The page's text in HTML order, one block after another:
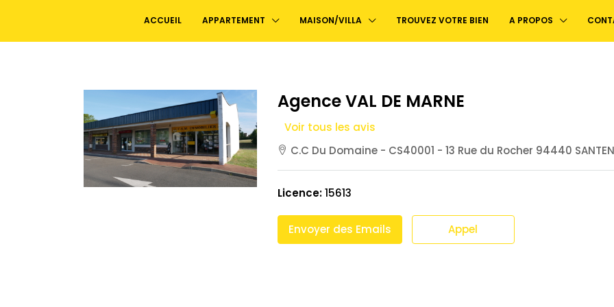
ACCUEIL APPARTEMENT MAISON/VILLA TROUVEZ VOTRE BIEN A PROPOS
Agence VAL DE MARNE
Voir tous les avis
C.C Du Domaine - CS40001 - 13 Rue du Rocher 94440
Licence:15613
Envoyer des Emails Appel